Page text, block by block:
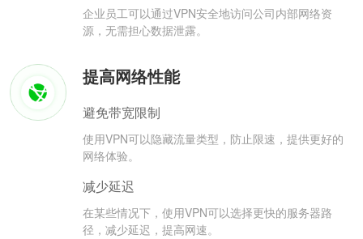
企业员工可以通过VPN安全地访问公司内部网络资
源，无需担心数据泄露。
提高网络性能
避免带宽限制
使用VPN可以隐藏流量类型，防止限速，提供更好的
网络体验。
减少延迟
在某些情况下，使用VPN可以选择更快的服务器路
径，减少延迟，提高网速。